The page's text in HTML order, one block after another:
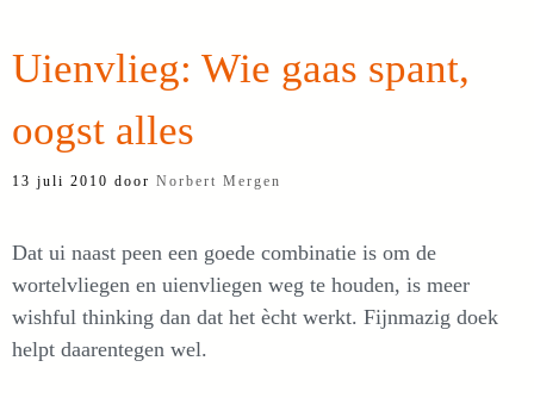
Uienvlieg: Wie gaas spant,
oogst alles
13 juli 2010 door Norbert Mergen
Dat ui naast peen een goede combinatie is om de
wortelvliegen en uienvliegen weg te houden, is meer
wishful thinking dan dat het ècht werkt. Fijnmazig doek
helpt daarentegen wel.